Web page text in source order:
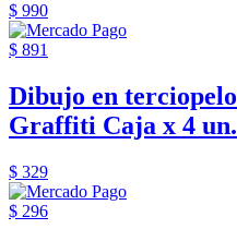
$ 990
$ 891
Dibujo en
Graffiti Caja x 4
$ 329
$ 296